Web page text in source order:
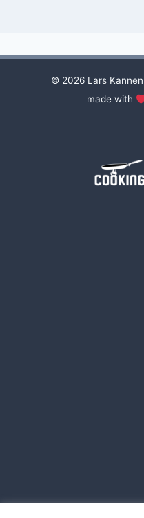
© 2026 Lars
made with